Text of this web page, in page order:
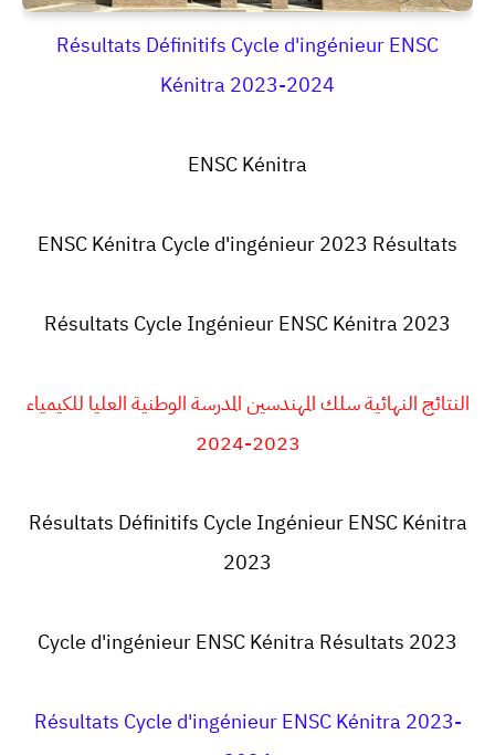
Résultats Définitifs Cycle d'ingénieur ENSC
Kénitra 2023-2024
ENSC Kénitra
ENSC KénitraCycle d'ingénieur 2023 Résultats
Résultats Cycle IngénieurENSC Kénitra 2023
النتائج النهائية سلك المهندسين المدرسة الوطنية العليا للكيمياء
2023-2024
Résultats Définitifs Cycle IngénieurENSC Kénitra
2023
Cycle d'ingénieurENSC KénitraRésultats 2023
Résultats Cycle d'ingénieur ENSC Kénitra 2023-